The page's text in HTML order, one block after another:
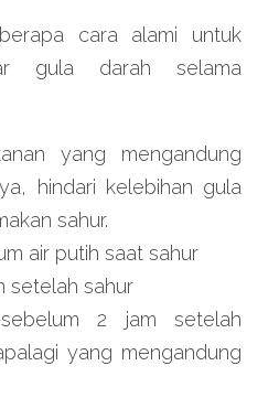
cara alami untuk
gula darah selama
yang mengandung
hindari kelebihan gula
sahur.
air putih saat sahur
setelah sahur
2 jam setelah
yang mengandung